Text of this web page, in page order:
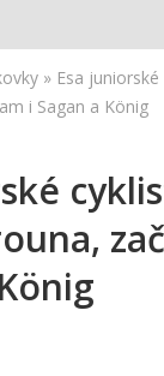
» Esa
i Sagan a König